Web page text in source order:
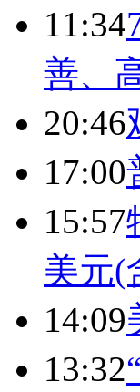
11:34
善、
20:46
17:00
15:57
美元(
14:09
13:32